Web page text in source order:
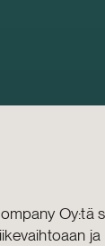
Oy:tä